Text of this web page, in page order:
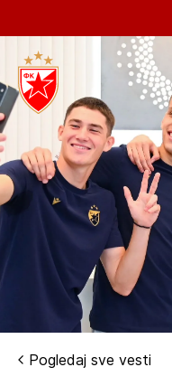
Pogledaj sve vesti